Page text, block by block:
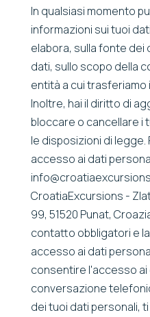
In qualsiasi momento
informazioni sui tuoi
elabora, sulla fonte dei
dati, sullo scopo della
entità a cui trasferiamo
Inoltre, hai il diritto di
bloccare o cancellare i
le disposizioni di legge.
accesso ai dati
CroatiaExcursions -
99, 51520 Punat,
contatto obbligatori e
accesso ai dati
consentire l'accesso
conversazione
dei tuoi dati personali,